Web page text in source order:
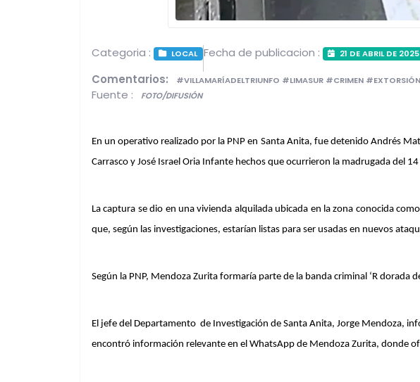
Categoria : LOCAL Fecha de publicacion : 21 DE ABRIL DE
Comentarios:
#VILLAMARÍADELTRIUNFO #LIMASUR #CRIMEN #EXTORSIÓN
Fuente : FOTO/DIFUSIÓN
En un operativo realizado por la PNP en Santa Anita, fue detenido Andrés
Carrasco y José Israel Oria Infante hechos que ocurrieron la madrugada del
La captura se dio en una vivienda alquilada ubicada en la zona conocida
que, según las investigaciones, estarían listas para ser usadas en nuevos
Según la PNP, Mendoza Zurita formaría parte de la banda criminal ‘R dorada
El jefe del Departamento  de Investigación de Santa Anita, Jorge Mendoza,
encontró información relevante en el WhatsApp de Mendoza Zurita, donde